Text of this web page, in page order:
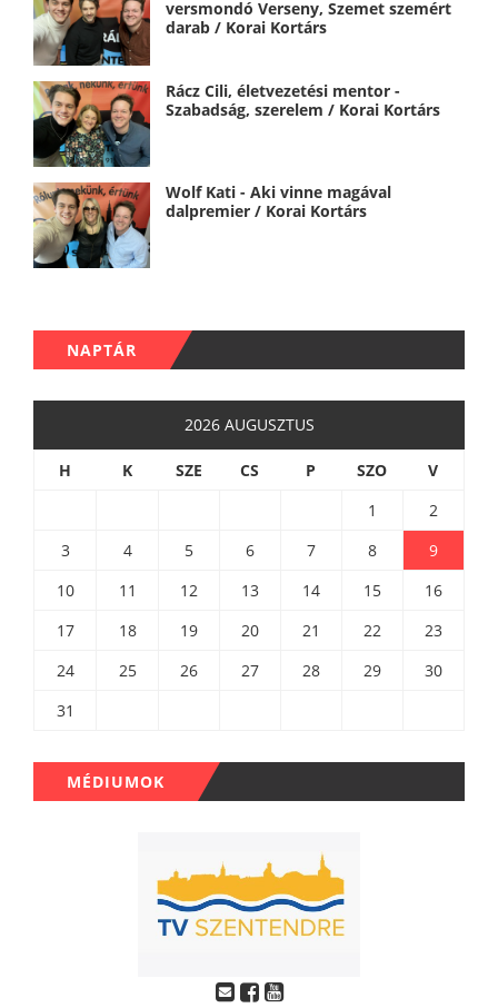
versmondó Verseny, Szemet szemért
darab / Korai Kortárs
Rácz Cili, életvezetési mentor -
Szabadság, szerelem / Korai Kortárs
Wolf Kati - Aki vinne magával
dalpremier / Korai Kortárs
NAPTÁR
2026 AUGUSZTUS
H K SZE CS P SZO
V
1
2
3
4 5 6 7 8
9
10
11 12 13 14 15
16
17
18 19 20 21 22
23
24
25 26 27 28 29
30
31
MÉDIUMOK